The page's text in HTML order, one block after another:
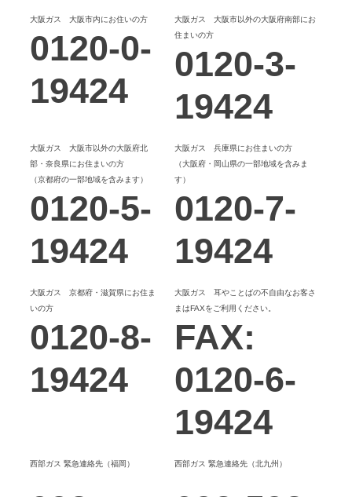
3,850円
2年(自動更新)
注意事項
原料費調整額を加減算いたします。
大阪ガス 大阪市内にお住いの方
0120-0-
19424
大阪ガス 大阪市以外の大阪府南部にお
住まいの方
0120-3-
19424
大阪ガス 大阪市以外の大阪府北
部・奈良県にお住まいの方
（京都府の一部地域を含みます）
0120-5-
19424
大阪ガス 兵庫県にお住まいの方
（大阪府・岡山県の一部地域を含みま
す）
0120-7-
19424
大阪ガス 京都府・滋賀県にお住ま
いの方
0120-8-
19424
大阪ガス 耳やことばの不自由なお客さ
まはFAXをご利用ください。
FAX:
0120-6-
19424
西部ガス 緊急連絡先（福岡） 西部ガス 緊急連絡先（北九州）